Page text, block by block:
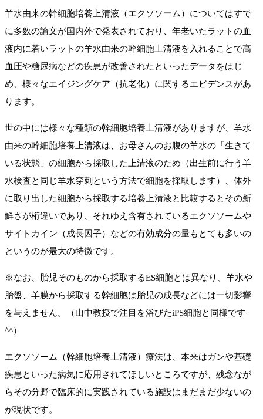
羊水由来の幹細胞培養上清液（エクソソーム）についてはすで
に多数の論文が国内外で発表されており、年老いたラットの血
液内に若いラットの羊水由来の幹細胞上清液を入れることで高
血圧や糖尿病などの疾患が改善されたといったデータをはじ
め、様々なエイジングケア（抗老化）に関するエビデンスがあ
ります。
世の中には様々な種類の幹細胞培養上清液がありますが、羊水
由来の幹細胞培養上清液は、お母さんのお腹の羊水の「生きて
いる状態」の細胞から採取した上清液のため（出生前に行う羊
水検査と同じ羊水穿刺という方法で細胞を採取します）、体外
に取り出した細胞から採取する培養上清液と比較するとその新
鮮さが桁違いであり、それゆえ含有されているエクソソームや
サイトカイン（成長因子）などの有効成分の量もとても多いの
というのが最大の特徴です。
※なお、胎児そのものから採取するES細胞とは異なり、羊水や
胎盤、羊膜から採取する幹細胞は胎児の成長などには一切影響
を与えません。（山中教授で注目を浴びたiPS細胞と同様です
^^）
エクソソーム（幹細胞培養上清液）療法は、本来はガンや基礎
疾患といった病気に応用されてほしいところですが、残念なが
らその分野で臨床的に実践されている施設はまだまだ少ないの
が現状です。